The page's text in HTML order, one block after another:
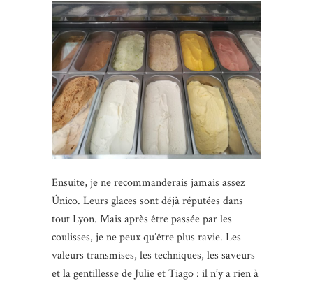
Ensuite, je ne recommanderais jamais assez
Único. Leurs glaces sont déjà réputées dans
tout Lyon. Mais après être passée par les
coulisses, je ne peux qu’être plus ravie. Les
valeurs transmises, les techniques, les saveurs
et la gentillesse de Julie et Tiago : il n’y a rien à